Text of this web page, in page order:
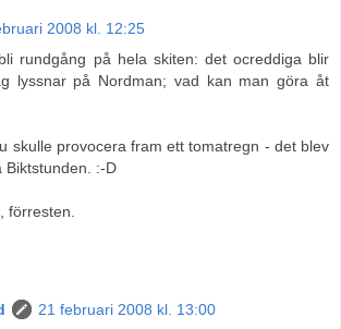
2008 kl. 12:25
rundgång på hela skiten: det ocreddiga blir
lyssnar på Nordman; vad kan man göra åt
skulle provocera fram ett tomatregn - det blev
Biktstunden. :-D
förresten.
21 februari 2008 kl. 13:00